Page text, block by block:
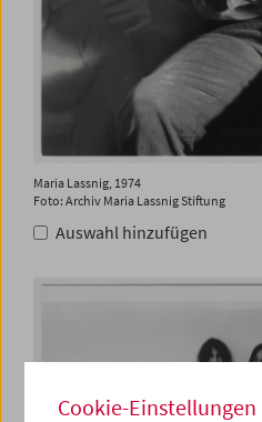
Maria Lassnig, 1974
Foto: Archiv Maria Lassnig Stiftung
Auswahl hinzufügen
Cookie-Einstellungen